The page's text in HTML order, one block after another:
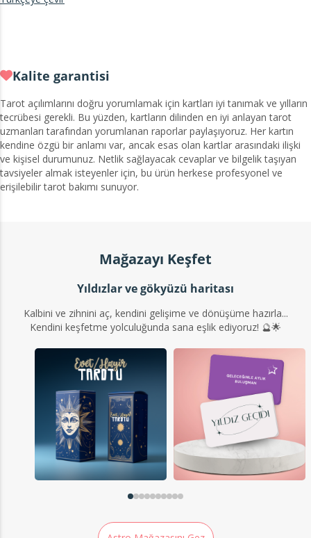
Kalite garantisi
Tarot açılımlarını doğru yorumlamak için kartları iyi tanımak ve yılların
tecrübesi gerekli. Bu yüzden, kartların dilinden en iyi anlayan tarot
uzmanları tarafından yorumlanan raporlar paylaşıyoruz. Her kartın
kendine özgü bir anlamı var, ancak esas olan kartlar arasındaki ilişki
ve kişisel durumunuz. Netlik sağlayacak cevaplar ve bilgelik taşıyan
tavsiyeler almak isteyenler için, bu ürün herkese profesyonel ve
erişilebilir tarot bakımı sunuyor.
Mağazayı Keşfet
Yıldızlar ve gökyüzü haritası
Kalbini ve zihnini aç, kendini gelişime ve dönüşüme hazırla...
Kendini keşfetme yolculuğunda sana eşlik ediyoruz! 🔮🌟